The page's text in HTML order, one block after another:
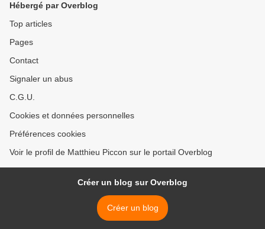
Hébergé par Overblog
Top articles
Pages
Contact
Signaler un abus
C.G.U.
Cookies et données personnelles
Préférences cookies
Voir le profil de Matthieu Piccon sur le portail Overblog
Créer un blog sur Overblog
Créer un blog